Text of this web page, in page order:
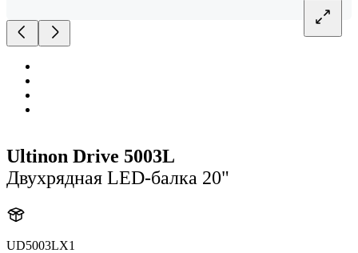
Ultinon Drive 5003L
Двухрядная LED-балка 20"
UD5003LX1